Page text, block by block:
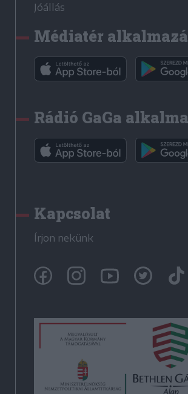
Jóállás
Médiatér
Rádió GaGa
Kapcsolat
Írjon nekünk